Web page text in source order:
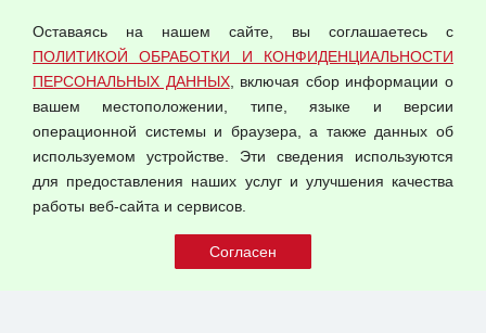
© 2026 ООО "Феникс"
Согласием на обработку персональных данных
Оферта оптовой купли-продажи
Публичная оферта
Оставаясь на нашем сайте, вы соглашаетесь с
ПОЛИТИКОЙ ОБРАБОТКИ И КОНФИДЕНЦИАЛЬНОСТИ
ПЕРСОНАЛЬНЫХ ДАННЫХ, включая сбор информации о
вашем местоположении, типе, языке и версии
операционной системы и браузера, а также данных об
используемом устройстве. Эти сведения используются
для предоставления наших услуг и улучшения качества
работы веб-сайта и сервисов.